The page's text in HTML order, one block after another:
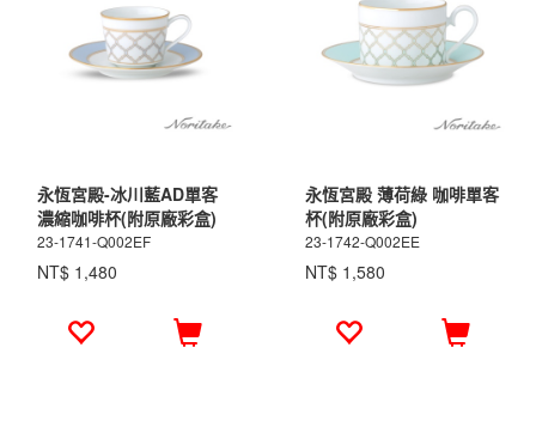
永恆宮殿-冰川藍AD單客
濃縮咖啡杯(附原廠彩盒)
23-1741-Q002EF
NT$ 1,480
永恆宮殿 薄荷綠 咖啡單客
杯(附原廠彩盒)
23-1742-Q002EE
NT$ 1,580